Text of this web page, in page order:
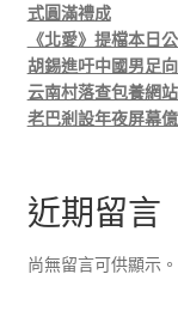
式圓滿禮成
《北愛》提檔本日
胡錫進吁中國男足
云南村落查包養網
老巴剎設年夜屏幕
近期留言
尚無留言可供顯示。